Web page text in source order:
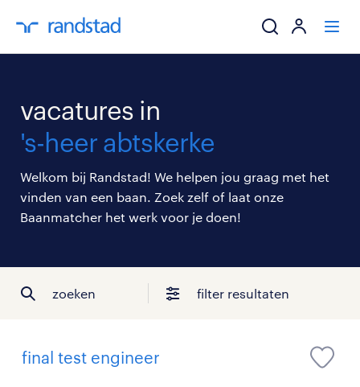
werkgevers
mijn carrière
over randstad
vacatures in
's-heer abtskerke
Welkom bij Randstad! We helpen jou graag met het
vinden van een baan. Zoek zelf of laat onze
Baanmatcher het werk voor je doen!
zoeken filter resultaten
final test engineer